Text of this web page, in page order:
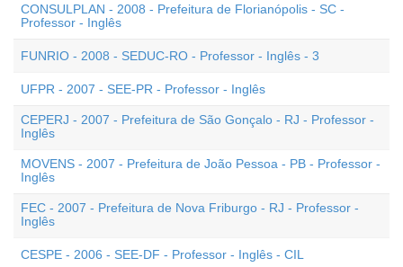
CONSULPLAN - 2008 - Prefeitura de Florianópolis - SC -
Professor - Inglês
FUNRIO - 2008 - SEDUC-RO - Professor - Inglês - 3
UFPR - 2007 - SEE-PR - Professor - Inglês
CEPERJ - 2007 - Prefeitura de São Gonçalo - RJ - Professor -
Inglês
MOVENS - 2007 - Prefeitura de João Pessoa - PB - Professor -
Inglês
FEC - 2007 - Prefeitura de Nova Friburgo - RJ - Professor -
Inglês
CESPE - 2006 - SEE-DF - Professor - Inglês - CIL